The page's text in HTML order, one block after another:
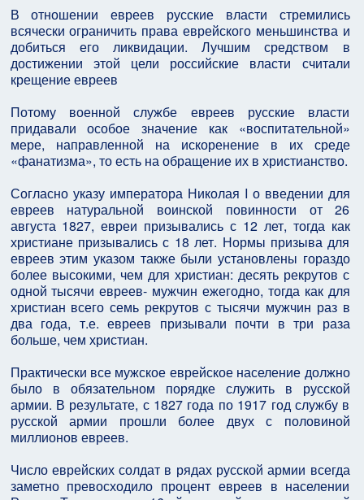
В отношении евреев русские власти стремились
всячески ограничить права еврейского меньшинства и
добиться его ликвидации. Лучшим средством в
достижении этой цели российские власти считали
крещение евреев
Потому военной службе евреев русские власти
придавали особое значение как «воспитательной»
мере, направленной на искоренение в их среде
«фанатизма», то есть на обращение их в христианство.
Согласно указу императора Николая I о введении для
евреев натуральной воинской повинности от 26
августа 1827, евреи призывались с 12 лет, тогда как
христиане призывались с 18 лет. Нормы призыва для
евреев этим указом также были установлены гораздо
более высокими, чем для христиан: десять рекрутов с
одной тысячи евреев- мужчин ежегодно, тогда как для
христиан всего семь рекрутов с тысячи мужчин раз в
два года, т.е. евреев призывали почти в три раза
больше, чем христиан.
Практически все мужское еврейское население должно
было в обязательном порядке служить в русской
армии. В результате, с 1827 года по 1917 год службу в
русской армии прошли более двух с половиной
миллионов евреев.
Число еврейских солдат в рядах русской армии всегда
заметно превосходило процент евреев в населении